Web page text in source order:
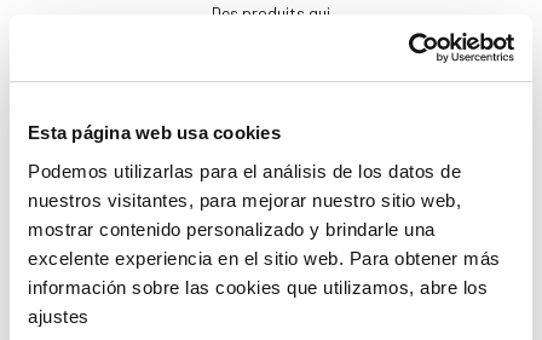
Esta página web usa cookies
Podemos utilizarlas para el análisis de los datos de
nuestros visitantes, para mejorar nuestro sitio web,
mostrar contenido personalizado y brindarle una
excelente experiencia en el sitio web. Para obtener más
información sobre las cookies que utilizamos, abre los
ajustes
Des produits qui
Beauté